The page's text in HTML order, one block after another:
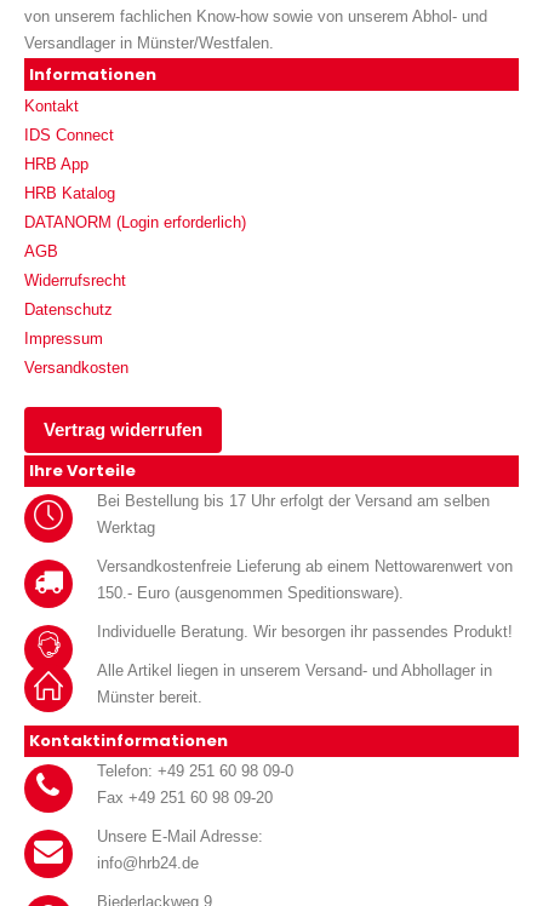
von unserem fachlichen Know-how sowie von unserem Abhol- und
Versandlager in Münster/Westfalen.
Informationen
Kontakt
IDS Connect
HRB App
HRB Katalog
DATANORM (Login erforderlich)
AGB
Widerrufsrecht
Datenschutz
Impressum
Versandkosten
Vertrag widerrufen
Ihre Vorteile
Bei Bestellung bis 17 Uhr erfolgt der Versand am selben
Werktag
Versandkostenfreie Lieferung ab einem Nettowarenwert von
150.- Euro (ausgenommen Speditionsware).
Individuelle Beratung. Wir besorgen ihr passendes Produkt!
Alle Artikel liegen in unserem Versand- und Abhollager in
Münster bereit.
Kontaktinformationen
Telefon: +49 251 60 98 09-0
Fax +49 251 60 98 09-20
Unsere E-Mail Adresse:
info@hrb24.de
Biederlackweg 9